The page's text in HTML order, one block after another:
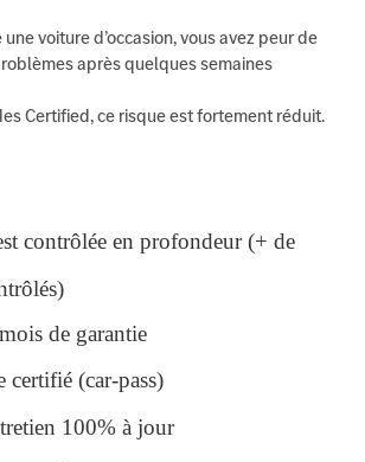
voiture d’occasion, vous avez peur de
après quelques semaines
Certified, ce risque est fortement réduit.
contrôlée en profondeur (+ de
de garantie
certifié (car-pass)
100% à jour